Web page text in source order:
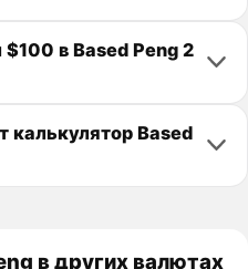
в Based Peng 2
калькулятор Based
в других валютах